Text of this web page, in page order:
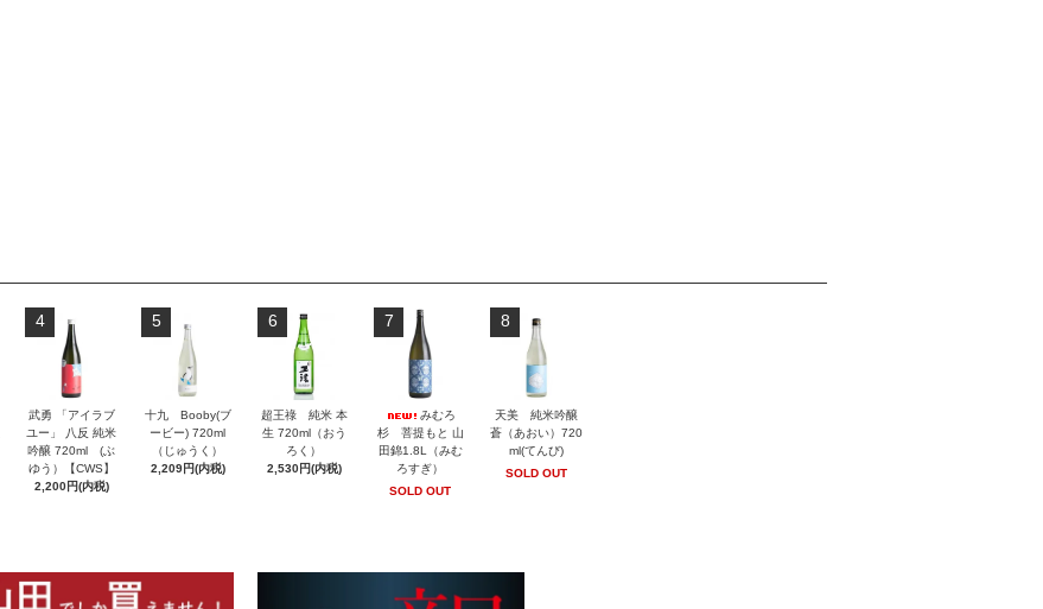
4
武勇 「アイラブ
ユー」 八反 純米
吟醸 720ml (ぶ
ゆう）【CWS】
2,200円(内税)
5
十九 Booby(ブ
ービー) 720ml
（じゅうく）
2,209円(内税)
6
超王祿 純米 本
生 720ml（おう
ろく）
2,530円(内税)
7
みむろ
杉 菩提もと 山
田錦1.8L（みむ
ろすぎ）
SOLD OUT
8
天美 純米吟醸
蒼（あおい）720
ml(てんび)
SOLD OUT